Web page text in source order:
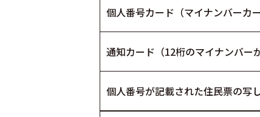
個人番号カード（マイナンバーカー
通知カード（12桁のマイナンバー
個人番号が記載された住民票の写